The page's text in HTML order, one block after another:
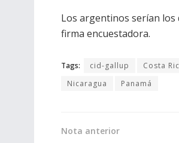
Los argentinos serían los
firma encuestadora.
Tags: cid-gallup Costa
Nicaragua
Panamá
Nota anterior